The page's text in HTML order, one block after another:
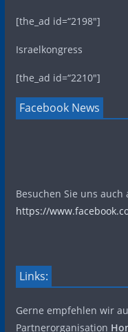
[the_ad id=“2198″]
Israelkongress
[the_ad id=“2210″]
Facebook News
Besuchen Sie uns auch
https://
Links:
Gerne empfehlen wir
Partnerorganisation